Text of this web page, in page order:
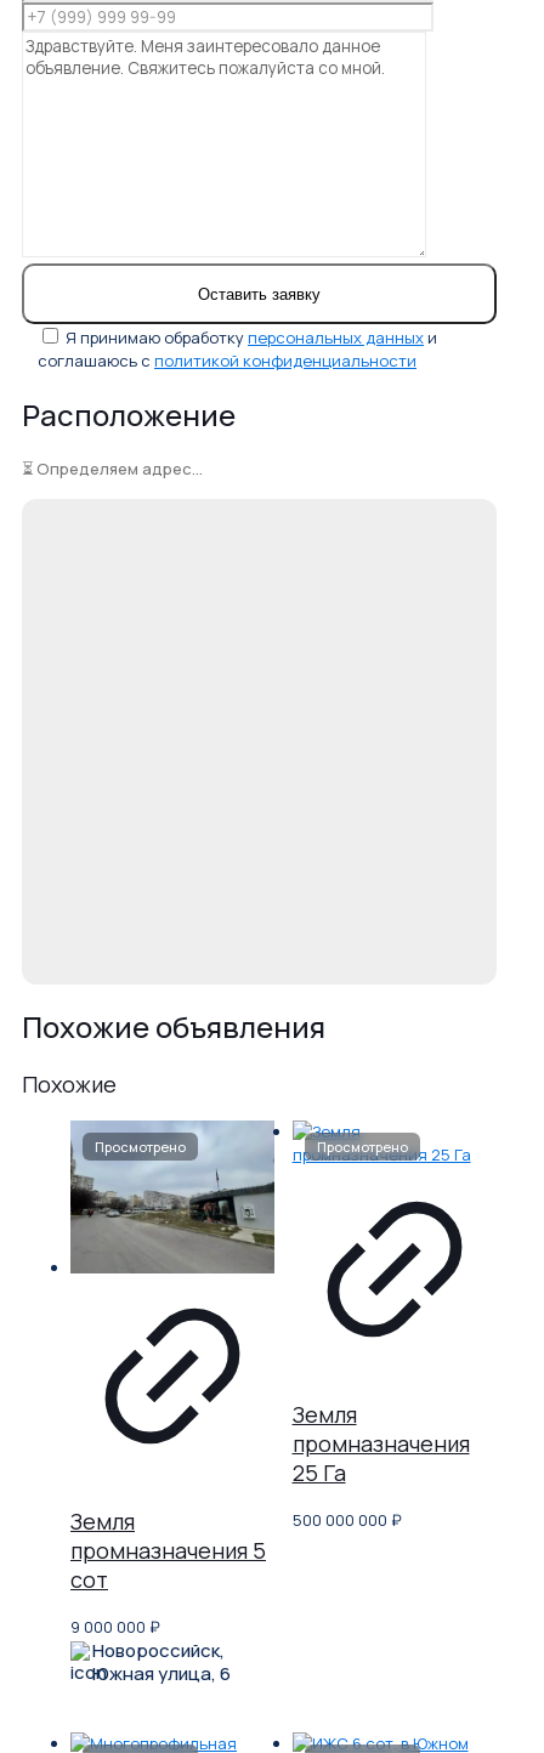
Я принимаю обработкуперсональных данных и
соглашаюсь с политикой конфиденциальности
Расположение
⏳ Определяем адрес...
Похожие объявления
Похожие
Земля
промназначения 5
сот
9 000 000 ₽
Новороссийск,
Южная улица, 6
Земля
промназначения
25 Га
500 000 000 ₽